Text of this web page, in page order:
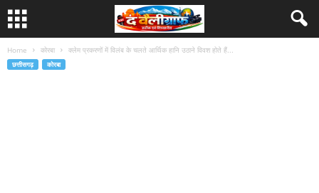
Home कोरबा क्लेम प्रकरणों में विलंब के चलते आर्थिक हानि उठाने विवश होते हैं...
छत्तीसगढ़ कोरबा